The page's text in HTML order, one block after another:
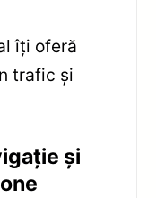
îți oferă
trafic și
și